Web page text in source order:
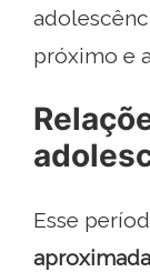
próximo e
Esse